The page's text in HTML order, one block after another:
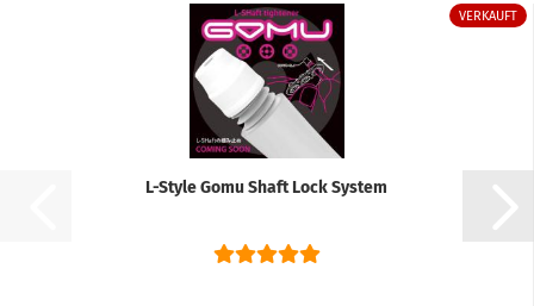
VERKAUFT
L-Style Gomu Shaft Lock System